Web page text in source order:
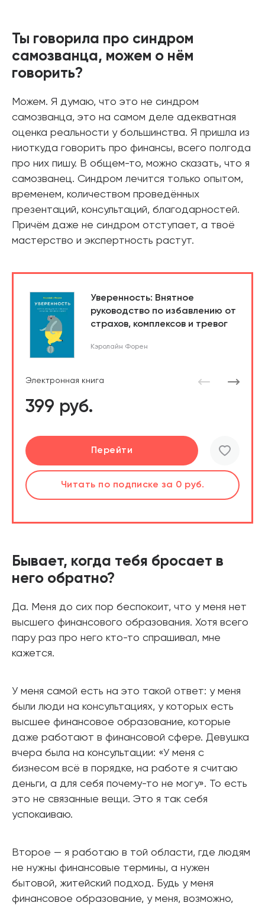
Ты говорила про синдром
самозванца, можем о нём
говорить?
Можем. Я думаю, что это не синдром
самозванца, это на самом деле адекватная
оценка реальности у большинства. Я пришла из
ниоткуда говорить про финансы, всего полгода
про них пишу. В общем-то, можно сказать, что я
самозванец. Синдром лечится только опытом,
временем, количеством проведённых
презентаций, консультаций, благодарностей.
Причём даже не синдром отступает, а твоё
мастерство и экспертность растут.
Уверенность: Внятное
руководство по избавлению от
страхов, комплексов и тревог
Кэролайн Форен
Электронная книга
399 руб.
Перейти
Читать по подписке за 0 руб.
Перейти
Слушатьпо подпискеза 0 руб.
Подробнее
Читать по подписке за 0 руб.
Бывает, когда тебя бросает в
него обратно?
Да. Меня до сих пор беспокоит, что у меня нет
высшего финансового образования. Хотя всего
пару раз про него кто-то спрашивал, мне
кажется.
У меня самой есть на это такой ответ: у меня
были люди на консультациях, у которых есть
высшее финансовое образование, которые
даже работают в финансовой сфере. Девушка
вчера была на консультации: «У меня с
бизнесом всё в порядке, на работе я считаю
деньги, а для себя почему-то не могу». То есть
это не связанные вещи. Это я так себя
успокаиваю.
Второе — я работаю в той области, где людям
не нужны финансовые термины, а нужен
бытовой, житейский подход. Будь у меня
финансовое образование, у меня, возможно,